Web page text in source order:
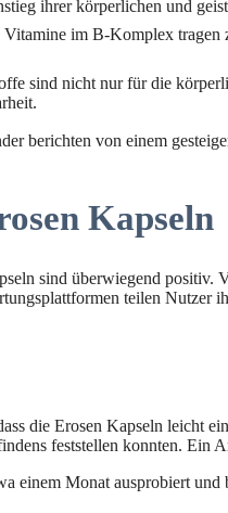
ihrer körperlichen und
im B-Komplex tragen
sind nicht nur für die
berichten von einem
Kapseln
sind überwiegend positiv.
teilen Nutzer
die Erosen Kapseln leicht
feststellen konnten. Ein
einem Monat ausprobiert